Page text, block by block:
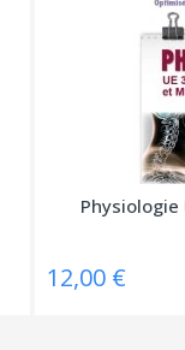
Physiologie
12,00 €